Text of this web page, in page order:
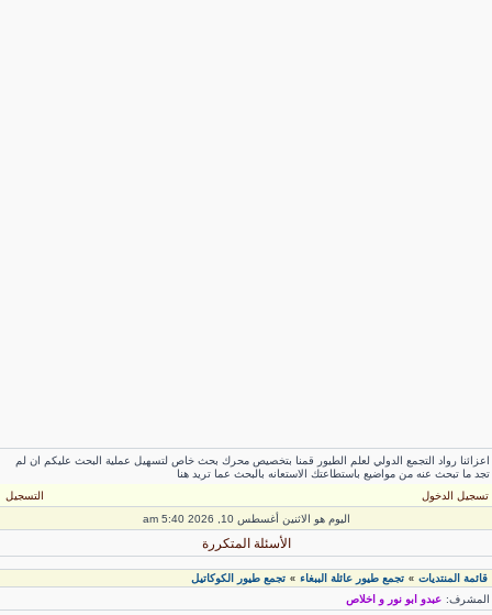
رواد التجمع الدولي لعلم الطيور قمنا بتخصيص محرك بحث خاص لتسهيل عملية البحث عليكم ان لم
ما تبحث عنه من مواضيع باستطاعتك الاستعانه بالبحث عما تريد هنا
تسجيل الدخول
التسجيل
اليوم هو الاثنين أغسطس 10, 2026 5:40 am
الأسئلة المتكررة
قائمة المنتديات» تجمع طيور عائلة الببغاء» تجمع طيور الكوكاتيل
عبدو ابو نور و اخلاص